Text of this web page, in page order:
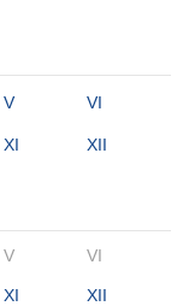
V VI
XI XII
V VI
XI XII